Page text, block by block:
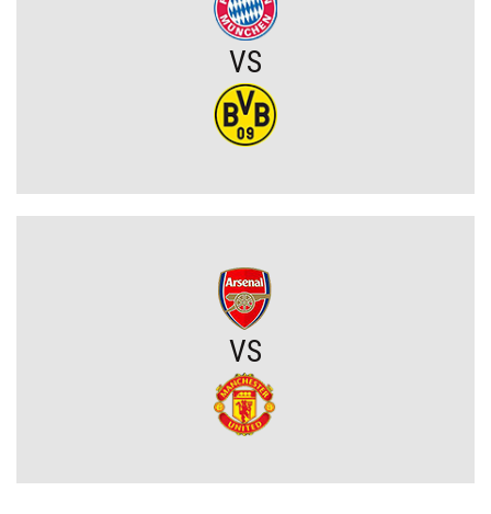
Chelsea dopina transfer lewego obrońcy za 21 milionów euro
Rodri wybrał FC Barcelonę?! Hiszpan odrzuca Real Madryt i chce
Zwycięski start ekipy Lewandowskiego w pucharach. Boczni
Niejasny los talentu Manchesteru United. Działacze szukają
VS
VS